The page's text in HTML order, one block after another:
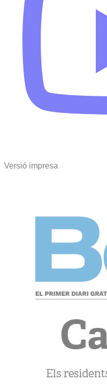
Versió impresa